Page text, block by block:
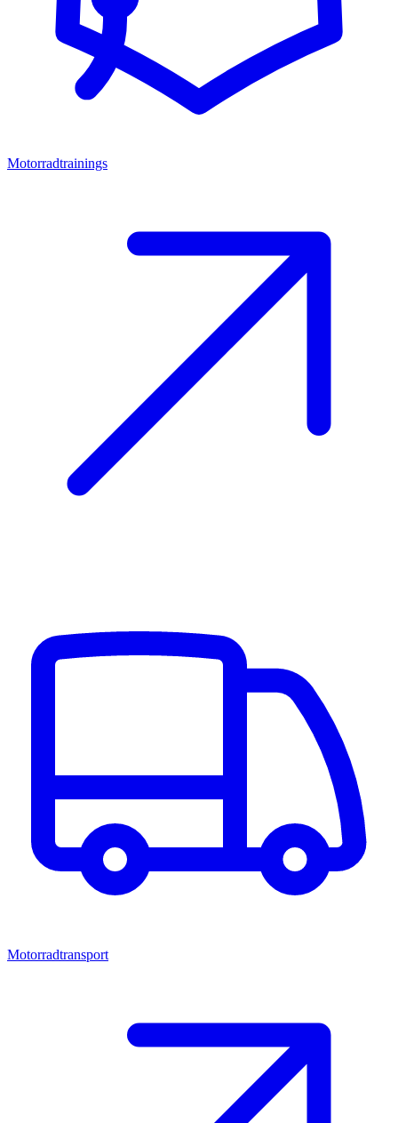
Motorradtrainings
Motorradtransport